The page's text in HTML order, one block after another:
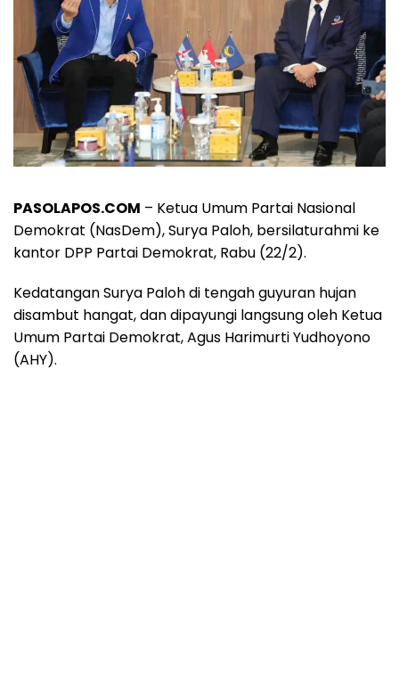
PASOLAPOS.COM – Ketua Umum Partai Nasional
Demokrat (NasDem), Surya Paloh, bersilaturahmi ke
kantor DPP Partai Demokrat, Rabu (22/2).
Kedatangan Surya Paloh di tengah guyuran hujan
disambut hangat, dan dipayungi langsung oleh Ketua
Umum Partai Demokrat, Agus Harimurti Yudhoyono
(AHY).